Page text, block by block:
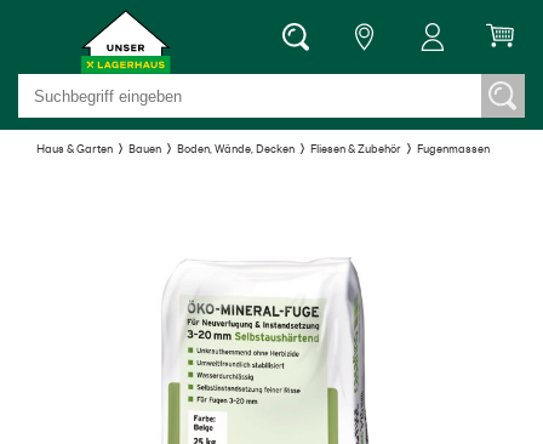
Haus & Garten Bauen Boden, Wände, Decken Fliesen & Zubehör Fugenmassen